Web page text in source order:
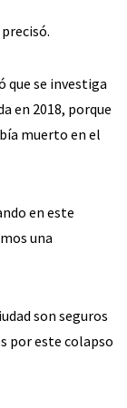
que se investiga
en 2018, porque
muerto en el
en este
una
son seguros
por este colapso